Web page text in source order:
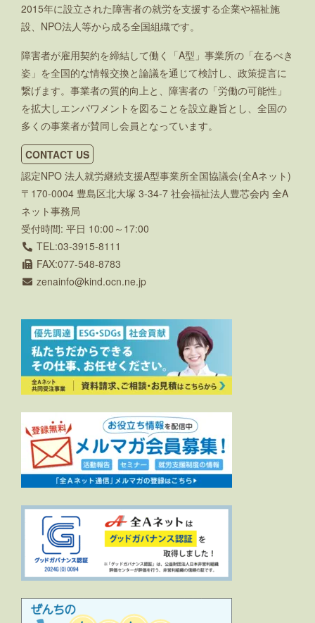
2015年に設立された障害者の就労を支援する企業や福祉施
設、NPO法人等から成る全国組織です。
障害者が雇用契約を締結して働く「A型」事業所の「在るべき
姿」を全国的な情報交換と論議を通じて検討し、政策提言に
繋げます。事業者の質的向上と、障害者の「労働の可能性」
を拡大しエンパワメントを図ることを設立趣旨とし、全国の
多くの事業者が賛同し会員となっています。
CONTACT US
認定NPO 法人就労継続支援A型事業所全国協議会(全Aネット)
〒170-0004 豊島区北大塚 3-34-7 社会福祉法人豊芯会内 全A
ネット事務局
受付時間: 平日 10:00～17:00
TEL:03-3915-8111
FAX:077-548-8783
zenainfo
kind.ocn.ne.jp